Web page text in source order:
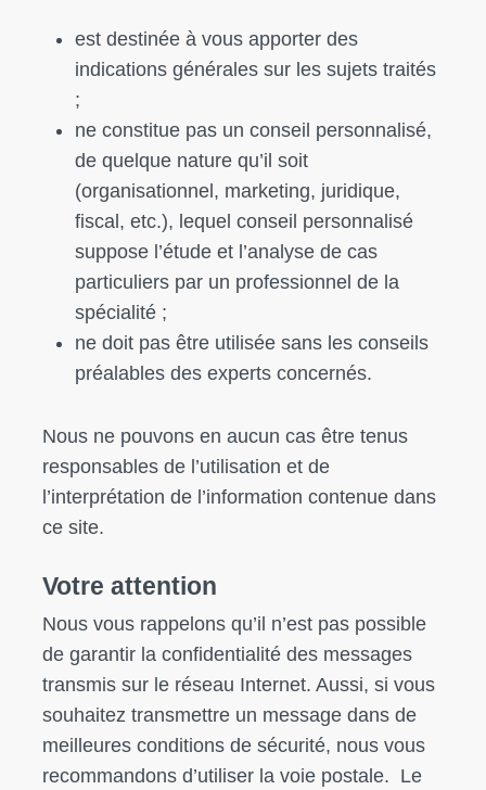
est destinée à vous apporter des
indications générales sur les sujets traités
;
ne constitue pas un conseil personnalisé,
de quelque nature qu’il soit
(organisationnel, marketing, juridique,
fiscal, etc.), lequel conseil personnalisé
suppose l’étude et l’analyse de cas
particuliers par un professionnel de la
spécialité ;
ne doit pas être utilisée sans les conseils
préalables des experts concernés.
Nous ne pouvons en aucun cas être tenus
responsables de l’utilisation et de
l’interprétation de l’information contenue dans
ce site.
Votre attention
Nous vous rappelons qu’il n’est pas possible
de garantir la confidentialité des messages
transmis sur le réseau Internet. Aussi, si vous
souhaitez transmettre un message dans de
meilleures conditions de sécurité, nous vous
recommandons d’utiliser la voie postale. Le